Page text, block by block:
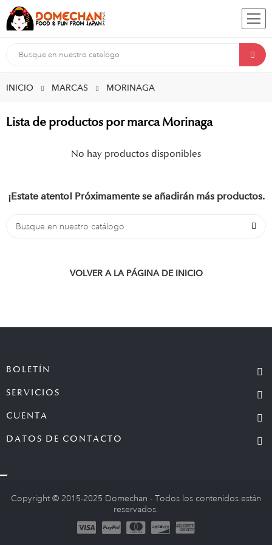
INICIO MARCAS MORINAGA
Lista de productos por marca Morinaga
No hay productos disponibles
¡Estate atento! Próximamente se añadirán más productos.
VOLVER A LA PÁGINA DE INICIO
BOLETÍN
SERVICIOS
CUENTA
DATOS DE CONTACTO
Copyright © 2015-2025 Domechan - Todos los contenidos están
reservados.